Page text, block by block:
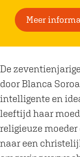
i
l
|
L
o
s
D
o
r
F
l
m
|
L
o
s
Meer
De
door Blanca
intelligente en
leeftijd haar
religieuze
naar een